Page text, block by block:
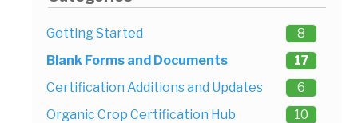
Getting Started
8
Blank Forms and Documents
17
Certification Additions and Updates
6
Organic Crop Certification Hub
10